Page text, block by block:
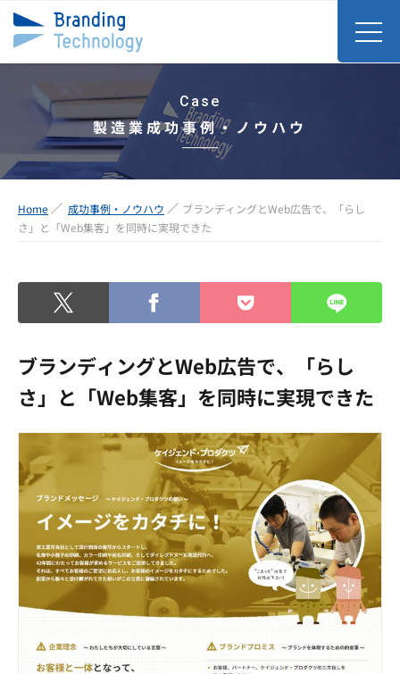
Case
製造業成功事例・ノウハウ
Home 成功事例・ノウハウ
ブランディングとWeb広告で、「らし
さ」と「Web集客」を同時に実現できた
ブランディングとWeb広告で、「らし
さ」と「Web集客」を同時に実現できた